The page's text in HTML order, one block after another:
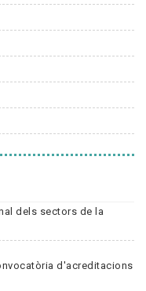
dels sectors de la
d'acreditacions